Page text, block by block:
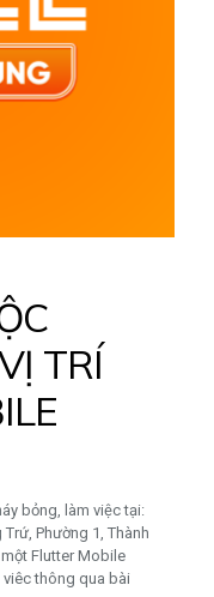
TRÍ
bỏng, làm việc tại:
Phường 1, Thành
Flutter Mobile
thông qua bài